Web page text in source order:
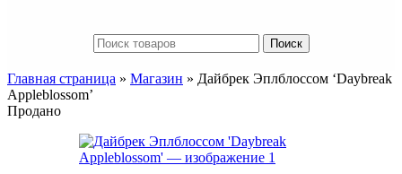
Поиск
Главная страница » Магазин » Дайбрек Эплблоссом ‘Daybreak
Appleblossom’
Продано